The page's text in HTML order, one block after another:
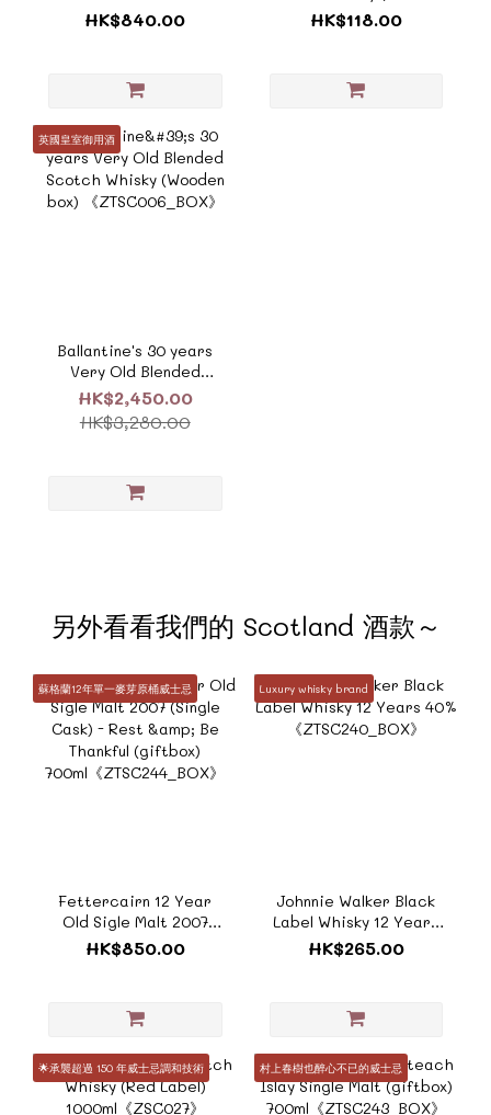
Whisky《ZTSC181_BOX》
HK$840.00
Box) 1000ml 《ZSC001》
HK$118.00
英國皇室御用酒
Ballantine's 30 years
Very Old Blended
Scotch Whisky (Wooden
box) 《ZTSC006_BOX》
HK$2,450.00
HK$3,280.00
另外看看我們的 Scotland 酒款～
蘇格蘭12年單一麥芽原桶威士忌
Fettercairn 12 Year
Old Sigle Malt 2007
(Single Cask) - Rest &
Be Thankful (giftbox)
HK$850.00
Luxury whisky brand
Johnnie Walker Black
Label Whisky 12 Years
40%《ZTSC240_BOX》
HK$265.00
🌟承襲超過 150 年威士忌調和技術 村上春樹也醉心不已的威士忌